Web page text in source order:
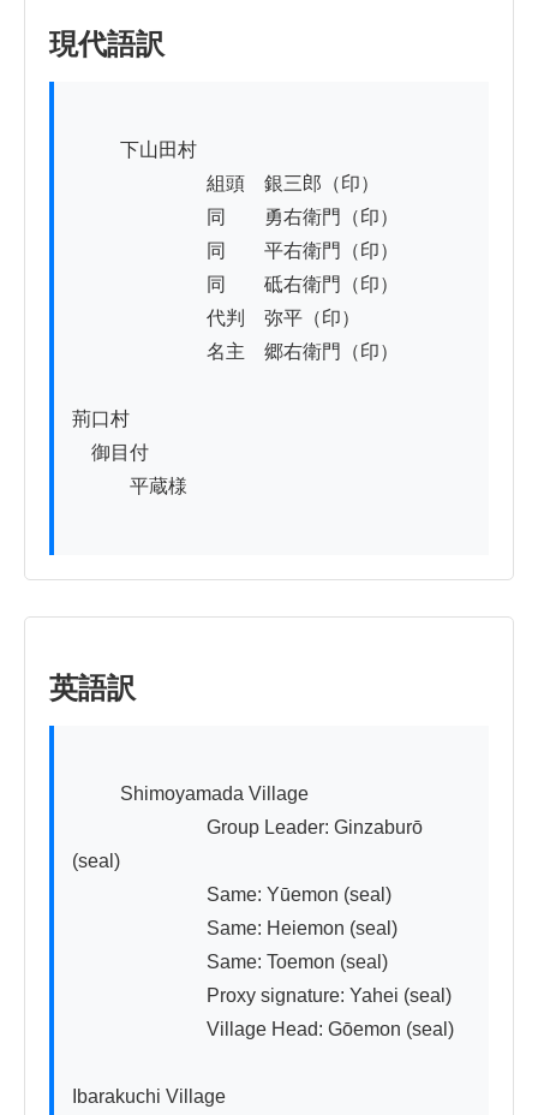
現代語訳
組頭　銀三郎（印）
同　　勇右衛門（印）
同　　平右衛門（印）
同　　砥右衛門（印）
代判　弥平（印）
名主　郷右衛門（印）
荊口村
御目付
平蔵様
英語訳
Group Leader: Ginzaburō
(seal)
Same: Yūemon (seal)
Same: Heiemon (seal)
Same: Toemon (seal)
Proxy signature: Yahei (seal)
Village Head: Gōemon (seal)
Ibarakuchi Village